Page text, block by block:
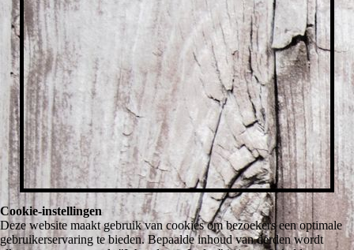
Cookie-instellingen
Deze website maakt gebruik van cookies om bezoekers een optimale
gebruikerservaring te bieden. Bepaalde inhoud van derden wordt